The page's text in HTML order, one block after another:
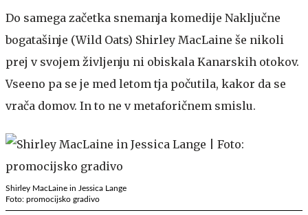
Do samega začetka snemanja komedije Naključne
bogatašinje (Wild Oats) Shirley MacLaine še nikoli
prej v svojem življenju ni obiskala Kanarskih otokov.
Vseeno pa se je med letom tja počutila, kakor da se
vrača domov. In to ne v metaforičnem smislu.
Shirley MacLaine in Jessica Lange
Foto: promocijsko gradivo